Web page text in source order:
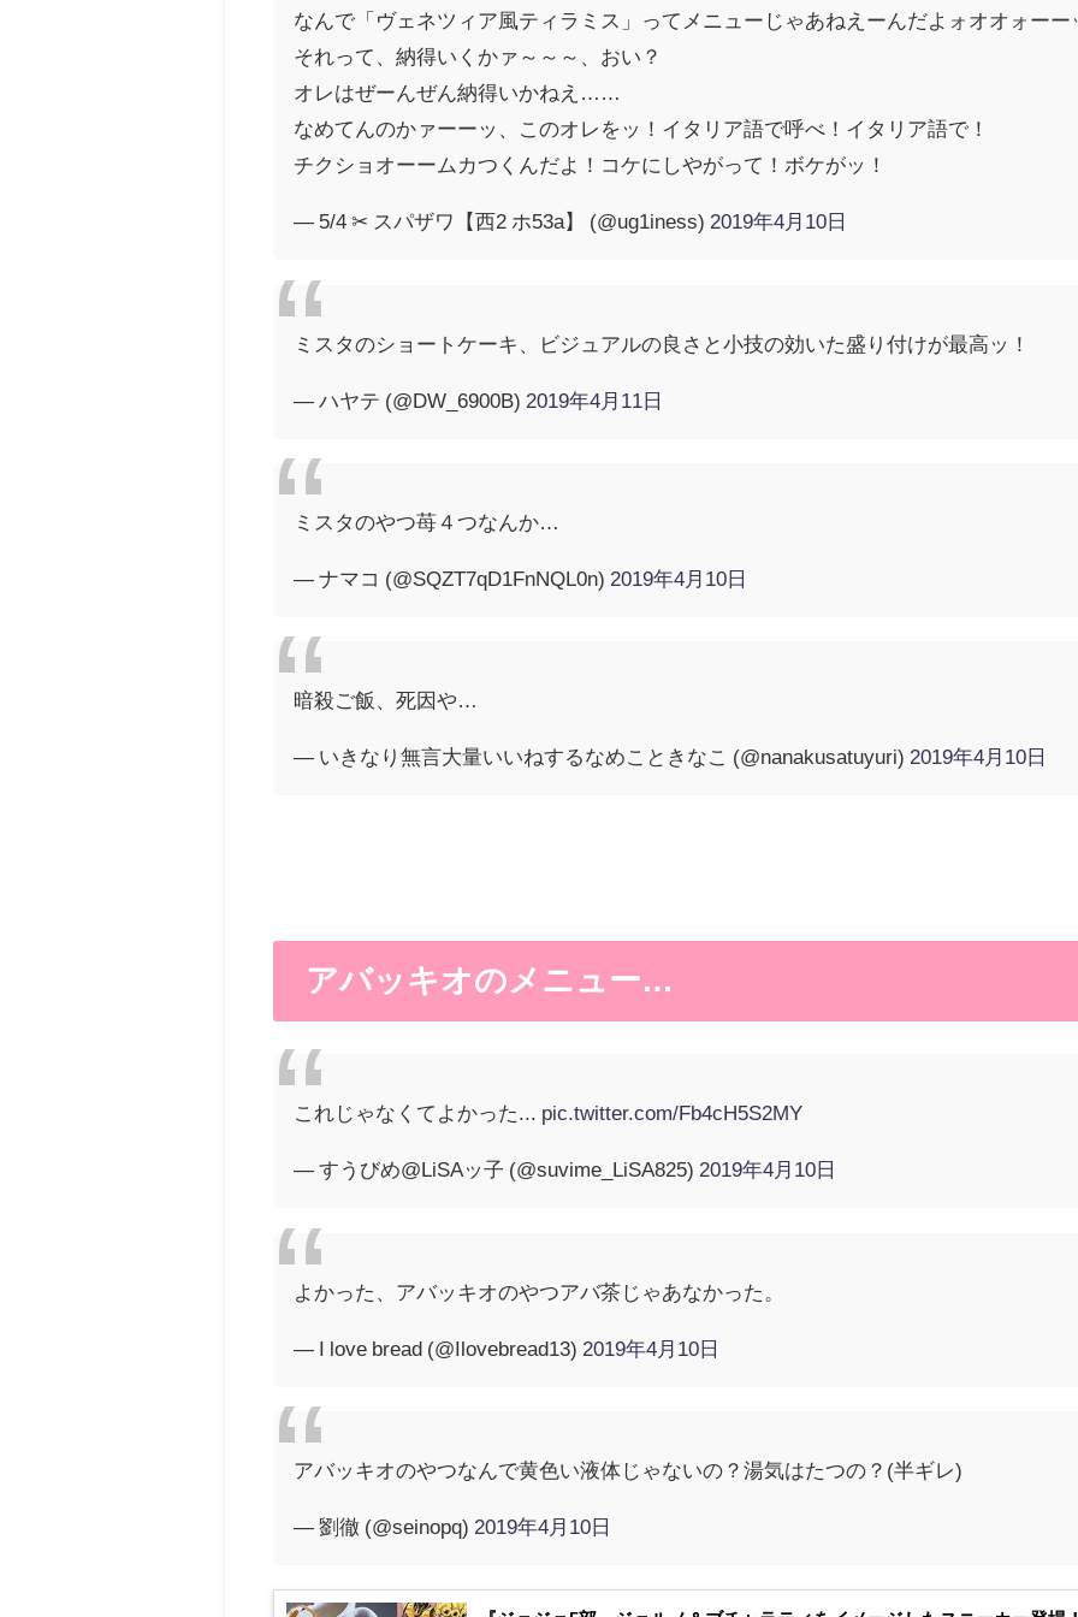
なんで「ヴェネツィア風ティラミス」ってメニューじゃあねえーんだよォオオォーー
それって、納得いくかァ～～～、おい？
オレはぜーんぜん納得いかねえ……
なめてんのかァーーッ、このオレをッ！イタリア語で呼べ！イタリア語で！
チクショオーームカつくんだよ！コケにしやがって！ボケがッ！
— 5/4 ✂︎ スパザワ【西2 ホ53a】 (@ug1iness) 2019年4月10日
ミスタのショートケーキ、ビジュアルの良さと小技の効いた盛り付けが最高ッ！
— ハヤテ (@DW_6900B) 2019年4月11日
ミスタのやつ苺４つなんか…
— ナマコ (@SQZT7qD1FnNQL0n) 2019年4月10日
暗殺ご飯、死因や…
— いきなり無言大量いいねするなめこときなこ (@nanakusatuyuri) 2019年4月10日
アバッキオのメニュー…
これじゃなくてよかった... pic.twitter.com/Fb4cH5S2MY
— すうびめ@LiSAッ子 (@suvime_LiSA825) 2019年4月10日
よかった、アバッキオのやつアバ茶じゃあなかった。
— I love bread (@Ilovebread13) 2019年4月10日
アバッキオのやつなんで黄色い液体じゃないの？湯気はたつの？(半ギレ)
— 劉徹 (@seinopq) 2019年4月10日